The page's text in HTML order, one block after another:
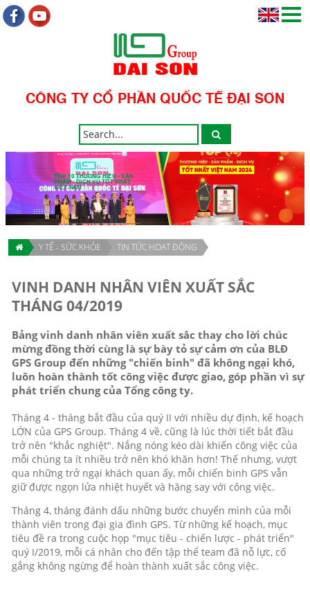
CÔNG TY CỔ PHẦN QUỐC TẾ ĐẠI SƠN
TOP 10 THƯƠNG HIỆU - SẢN
PHẨM - DỊCH VỤ TỐT NHẤT
VIỆT NAM
Y TẾ - SỨC KHỎE TIN TỨC HOẠT ĐỘNG
VINH DANH NHÂN VIÊN XUẤT SẮC
THÁNG 04/2019
Bảng vinh danh nhân viên xuất sắc thay cho lời chúc
mừng đồng thời cùng là sự bày tỏ sự cảm ơn của BLĐ
GPS Group đến những "chiến binh" đã không ngại khó,
luôn hoàn thành tốt công việc được giao, góp phần vì sự
phát triển chung của Tổng công ty.
Tháng 4 - tháng bắt đầu của quý II với nhiều dự định, kế hoạch
LỚN của GPS Group. Tháng 4 về, cũng là lúc thời tiết bắt đầu
trở nên "khắc nghiệt". Nắng nóng kéo dài khiến công việc của
mỗi chúng ta ít nhiều trở nên khó khăn hơn! Thế nhưng, vượt
qua những trở ngại khách quan ấy, mỗi chiến binh GPS vẫn
giữ được ngọn lửa nhiệt huyết và hăng say với công việc.
Tháng 4, tháng đánh dấu những bước chuyển mình của mỗi
thành viên trong đại gia đình GPS. Từ những kế hoạch, mục
tiêu đề ra trong cuộc họp "mục tiêu - chiến lược - phát triển"
quý I/2019, mỗi cá nhân cho đến tập thể team đã nỗ lực, cố
gắng không ngừng để hoàn thành xuất sắc công việc.